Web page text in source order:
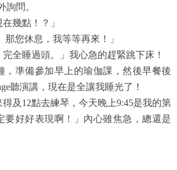
詢問。
幾點！？」
那您休息，我等等再來！」
完全睡過頭。」我心急的趕緊跳下床！
，準備參加早上的瑜伽課，然後早餐後
聽演講，現在是全讓我睡光了！
得及12點去練琴，今天晚上9:45是我的第
要好好表現啊！」內心雖焦急，總還是